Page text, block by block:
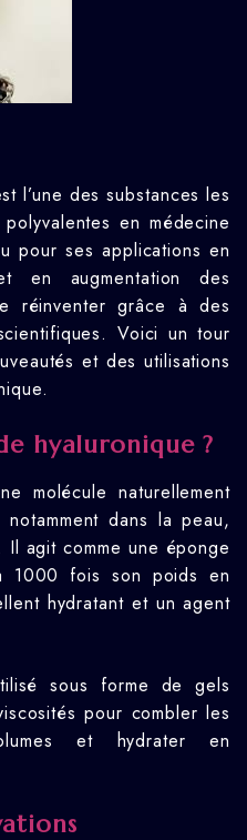
l’une des substances les
en médecine
pour ses applications en
en augmentation des
réinventer grâce à des
Voici un tour
et des utilisations
hyaluronique ?
molécule naturellement
notamment dans la peau,
agit comme une éponge
1000 fois son poids en
hydratant et un agent
sous forme de gels
pour combler les
et hydrater en